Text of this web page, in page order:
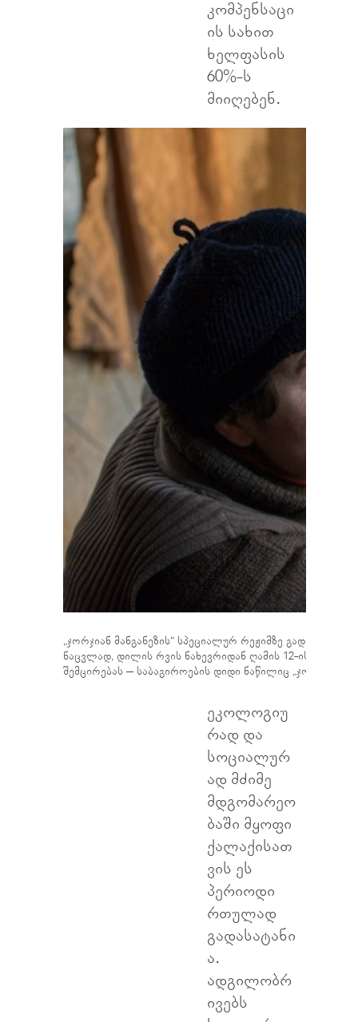
კომპენსაცი
ის სახით
ხელფასის
60%-ს
მიიღებენ.
„ჯორჯიან მანგანეზის“ სპეციალურ რეჟიმზე
ნაცვლად, დილის რვის ნახევრიდან ღამის 12-ის
შემცირებას – საბაგიროების დიდი ნაწილიც „ჯორჯიან
ეკოლოგიუ
რად და
სოციალურ
ად მძიმე
მდგომარეო
ბაში მყოფი
ქალაქისათ
ვის ეს
პერიოდი
რთულად
გადასატანი
ა.
ადგილობრ
ივებს